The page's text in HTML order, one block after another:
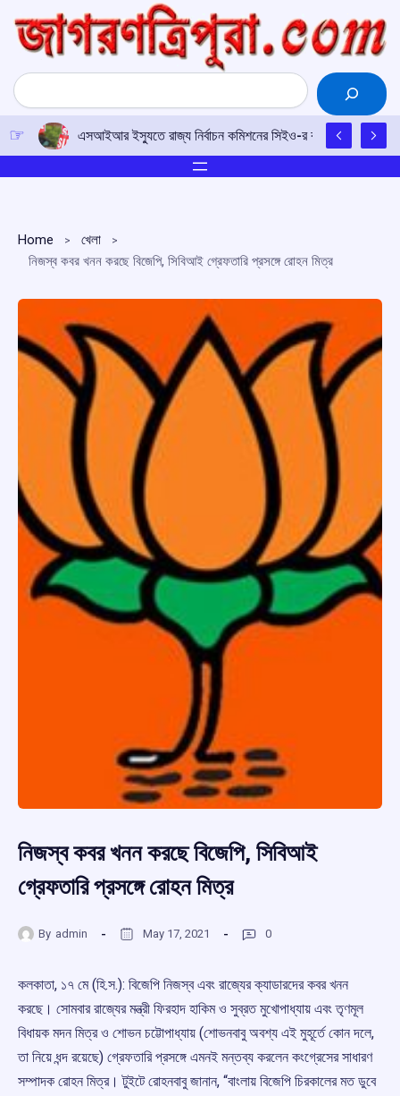
content
Search
এসআইআর ইস্যুতে রাজ্য নির্বাচন কমিশনের সিইও-র কাছে
Home
খেলা
নিজস্ব কবর খনন করছে বিজেপি, সিবিআই গ্রেফতারি প্রসঙ্গে রোহন মিত্র
নিজস্ব কবর খনন করছে বিজেপি, সিবিআই
গ্রেফতারি প্রসঙ্গে রোহন মিত্র
By admin May 17, 2021 0
কলকাতা, ১৭ মে (হি.স.): বিজেপি নিজস্ব এবং রাজ্যের ক্যাডারদের কবর খনন
করছে। সোমবার রাজ্যের মন্ত্রী ফিরহাদ হাকিম ও সুব্রত মুখোপাধ্যায় এবং তৃণমূল
বিধায়ক মদন মিত্র ও শোভন চট্টোপাধ্যায় (শোভনবাবু অবশ্য এই মুহূর্তে কোন দলে,
তা নিয়ে ধন্দ রয়েছে) গ্রেফতারি প্রসঙ্গে এমনই মন্তব্য করলেন কংগ্রেসের সাধারণ
সম্পাদক রোহন মিত্র। টুইটে রোহনবাবু জানান, “বাংলায় বিজেপি চিরকালের মত ডুবে